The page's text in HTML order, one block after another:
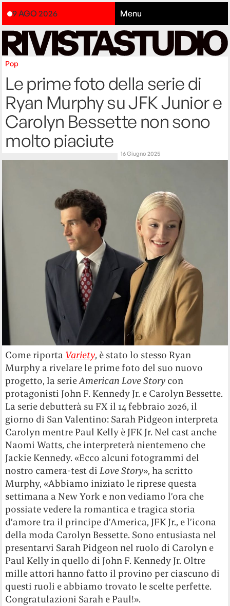
9 AGO 2026 Menu
Pop
Le prime foto della serie di
Ryan Murphy su JFK Junior e
Carolyn Bessette non sono
molto piaciute
16 Giugno 2025
Come riporta Variety, è stato lo stesso Ryan
Murphy a rivelare le prime foto del suo nuovo
progetto, la serieAmerican Love Story con
protagonisti John F. Kennedy Jr. e Carolyn Bessette.
La serie debutterà su FX il 14 febbraio 2026, il
giorno di San Valentino: Sarah Pidgeon interpreta
Carolyn mentre Paul Kelly è JFK Jr. Nel cast anche
Naomi Watts, che interpreterà nientemeno che
Jackie Kennedy. «Ecco alcuni fotogrammi del
nostro camera-test diLove Story», ha scritto
Murphy, «Abbiamo iniziato le riprese questa
settimana a New York e non vediamo l’ora che
possiate vedere la romantica e tragica storia
d’amore tra il principe d’America, JFK Jr., e l’icona
della moda Carolyn Bessette. Sono entusiasta nel
presentarvi Sarah Pidgeon nel ruolo di Carolyn e
Paul Kelly in quello di John F. Kennedy Jr. Oltre
mille attori hanno fatto il provino per ciascuno di
questi ruoli e abbiamo trovato le scelte perfette.
Congratulazioni Sarah e Paul!».